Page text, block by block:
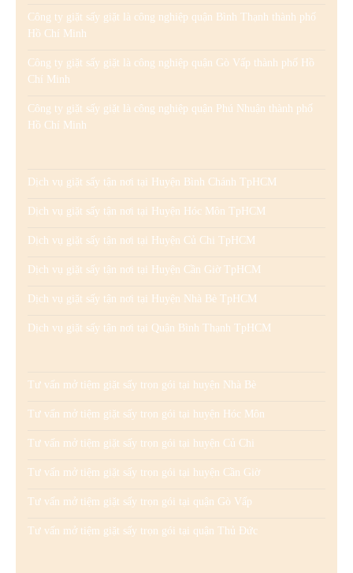
Công ty giặt sấy giặt là công nghiệp quận Bình Thạnh thành phố
Hồ Chí Minh
Công ty giặt sấy giặt là công nghiệp quận Gò Vấp thành phố Hồ
Chí Minh
Công ty giặt sấy giặt là công nghiệp quận Phú Nhuận thành phố
Hồ Chí Minh
Dịch vụ giặt sấy tận nơi tại Huyện Bình Chánh TpHCM
Dịch vụ giặt sấy tận nơi tại Huyện Hóc Môn TpHCM
Dịch vụ giặt sấy tận nơi tại Huyện Củ Chi TpHCM
Dịch vụ giặt sấy tận nơi tại Huyện Cần Giờ TpHCM
Dịch vụ giặt sấy tận nơi tại Huyện Nhà Bè TpHCM
Dịch vụ giặt sấy tận nơi tại Quận Bình Thạnh TpHCM
Tư vấn mở tiệm giặt sấy trọn gói tại huyện Nhà Bè
Tư vấn mở tiệm giặt sấy trọn gói tại huyện Hóc Môn
Tư vấn mở tiệm giặt sấy trọn gói tại huyện Củ Chi
Tư vấn mở tiệm giặt sấy trọn gói tại huyện Cần Giờ
Tư vấn mở tiệm giặt sấy trọn gói tại quận Gò Vấp
Tư vấn mở tiệm giặt sấy trọn gói tại quận Thủ Đức